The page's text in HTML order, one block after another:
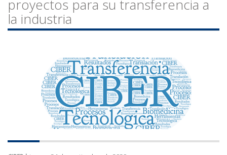
proyectos para su transferencia a
la industria